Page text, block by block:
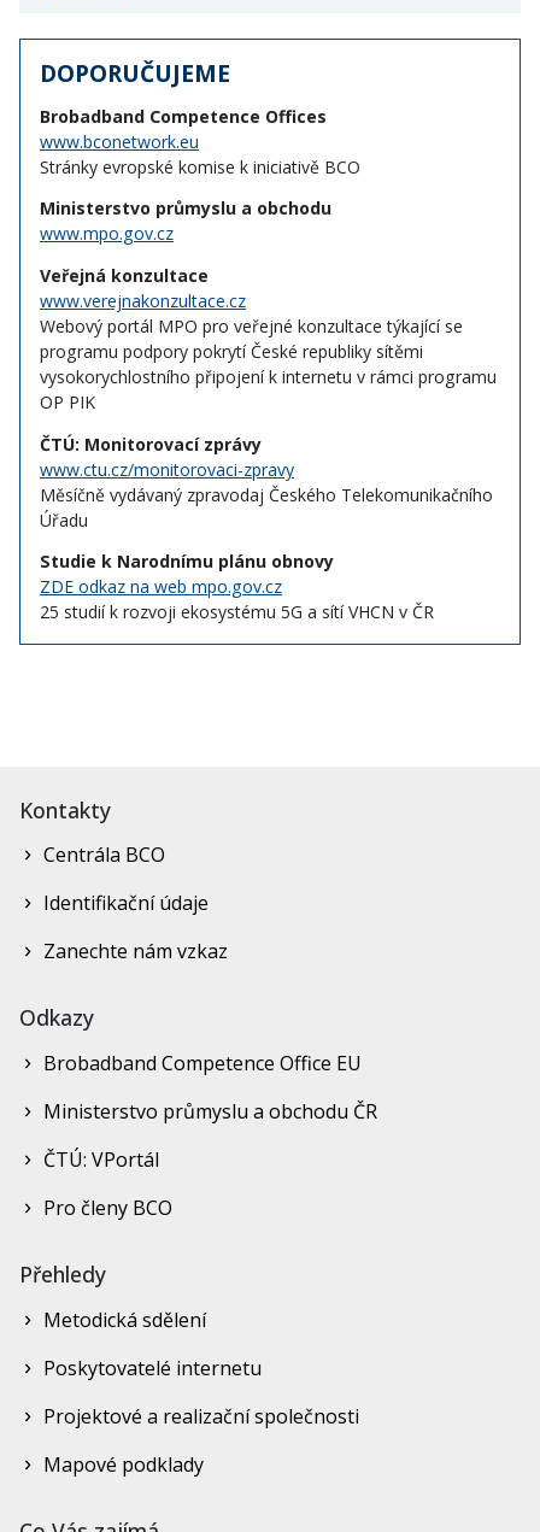
DOPORUČUJEME
Brobadband Competence Offices
www.bconetwork.eu
Stránky evropské komise k iniciativě BCO
Ministerstvo průmyslu a obchodu
www.mpo.gov.cz
Veřejná konzultace
www.verejnakonzultace.cz
Webový portál MPO pro veřejné konzultace týkající se
programu podpory pokrytí České republiky sítěmi
vysokorychlostního připojení k internetu v rámci programu
OP PIK
ČTÚ: Monitorovací zprávy
www.ctu.cz/monitorovaci-zpravy
Měsíčně vydávaný zpravodaj Českého Telekomunikačního
Úřadu
Studie k Narodnímu plánu obnovy
ZDE odkaz na web mpo.gov.cz
25 studií k rozvoji ekosystému 5G a sítí VHCN v ČR
Kontakty
Centrála BCO
Identifikační údaje
Zanechte nám vzkaz
Odkazy
Brobadband Competence Office EU
Ministerstvo průmyslu a obchodu ČR
ČTÚ: VPortál
Pro členy BCO
Přehledy
Metodická sdělení
Poskytovatelé internetu
Projektové a realizační společnosti
Mapové podklady